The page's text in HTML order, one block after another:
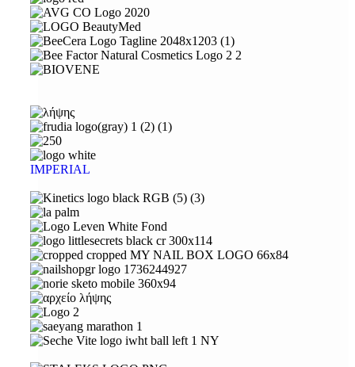
IMPERIAL